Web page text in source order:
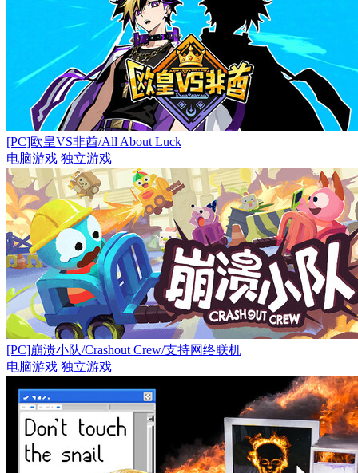
[PC]欧皇VS非酋/All About Luck
电脑游戏 独立游戏
[PC]崩溃小队/Crashout Crew/支持网络联机
电脑游戏 独立游戏